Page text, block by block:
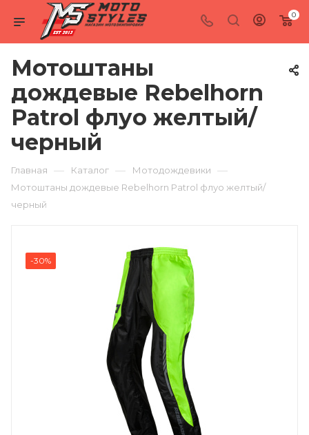
0
Мотоштаны
дождевые Rebelhorn
Patrol флуо желтый/
черный
Главная — Каталог — Мотодождевики —
Мотоштаны дождевые Rebelhorn Patrol флуо желтый/
черный
-30%